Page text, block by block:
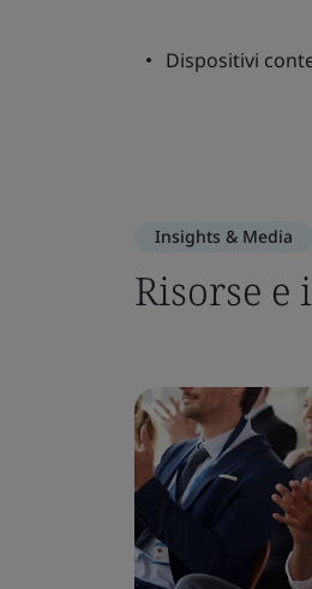
Dispositivi
Insights & Media
Risorse